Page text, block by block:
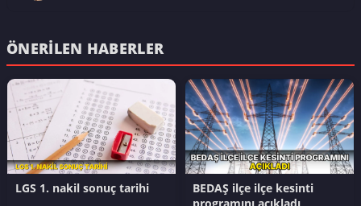
ÖNERILEN HABERLER
LGS 1. nakil sonuç tarihi
BEDAŞ ilçe ilçe kesinti